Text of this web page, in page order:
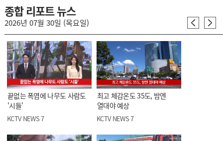
종합 리포트 뉴스
2026년 07월 30일 (목요일)
끝없는 폭염에 나무도 사람도
'시들'
KCTV NEWS 7
최고 체감온도 35도, 밤엔
열대야 예상
KCTV NEWS 7